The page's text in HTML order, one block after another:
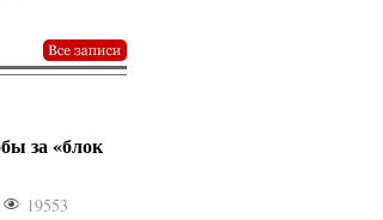
за «блок
19553